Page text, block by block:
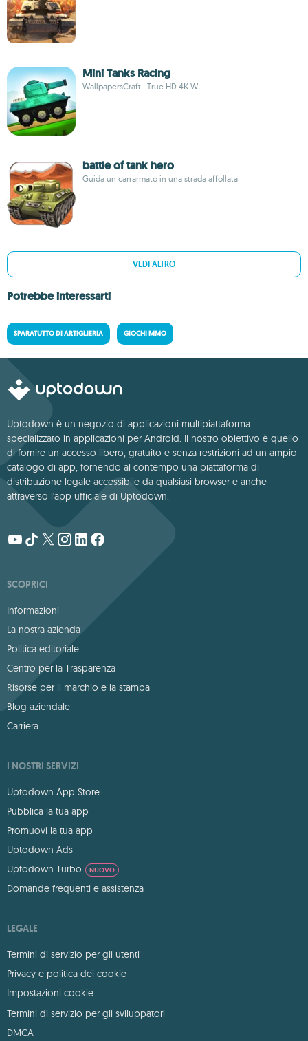
Mini Tanks Racing
WallpapersCraft | True HD 4К W
battle of tank hero
Guida un carrarmato in una strada affollata
VEDI ALTRO
Potrebbe interessarti
SPARATUTTO DI ARTIGLIERIA GIOCHI MMO
Uptodown è un negozio di applicazioni multipiattaforma
specializzato in applicazioni per Android. Il nostro obiettivo è quello
di fornire un accesso libero, gratuito e senza restrizioni ad un ampio
catalogo di app, fornendo al contempo una piattaforma di
distribuzione legale accessibile da qualsiasi browser e anche
attraverso l'app ufficiale di Uptodown.
SCOPRICI
Informazioni
La nostra azienda
Politica editoriale
Centro per la Trasparenza
Risorse per il marchio e la stampa
Blog aziendale
Carriera
I NOSTRI SERVIZI
Uptodown App Store
Pubblica la tua app
Promuovi la tua app
Uptodown Ads
Uptodown Turbo
NUOVO
Domande frequenti e assistenza
LEGALE
Termini di servizio per gli utenti
Privacy e politica dei cookie
Impostazioni cookie
Termini di servizio per gli sviluppatori
DMCA